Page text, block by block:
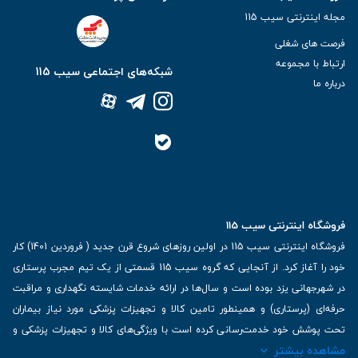
هستند
مشکلات پروستات: مانند هیپرتروفی پروستات یا سرطان پروستات
- سنگ کلیه: برای کمک به تخلیه ادرار در موارد سنگ کلیه
-آسیب مثانه یا تومورهای دستگاه ادراری: برای بیمارانی که به دلیل
آسیب یا وجود تومور نیاز به جمع‌آوری ادرار دارند
مشکل بی‌اختیاری ادرار: برای افرادی که دچار بی‌اختیاری ادرار هستند
در هنگام زایمان: برای مدیریت تخلیه ادرار در طی زایمان
انواع کیسه ادرار
کیسه ادرار متصل به پا :
مجله اینترنتی سیب 115
فرصت های شغلی
ارتباط با مجموعه
درباره ما
شبکه‌های اجتماعی سیب 115
فروشگاه اینترنتی سیب 115
فروشگاه اینترنتی سیب 115 در اولین روزهای شروع قرن جدید ( فروردین 1401) کار
خود را آغاز کرد. از آنجایی که گروه سیب 115 قسمتی از یک تیم مجرب پرستاری
در شهرجهانی یزد بوده است و سال‌ها در ارائه خدمات شایسته نگهداری و مراقبت
حرفه‌ای (پرستاری) و همینطور تامین کالا و تجهیزات پزشکی مورد نیاز بیماران
تحت پوشش خود خدمت‌رسانی کرده است با ویژگی‌های کالا و تجهیزات پزشکی و
برترین برندهای موجود در بازار اطلاعات بسیار ارزشمندی را دارا می‌باشد
مشاهده بیشتر